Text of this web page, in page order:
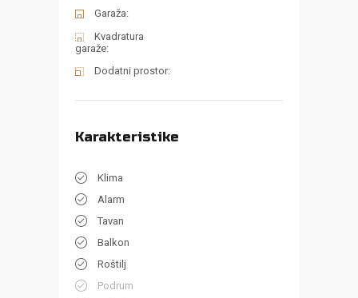
Garaža:
Kvadratura
garaže:
Dodatni prostor:
Karakteristike
Klima
Alarm
Tavan
Balkon
Roštilj
Podrum